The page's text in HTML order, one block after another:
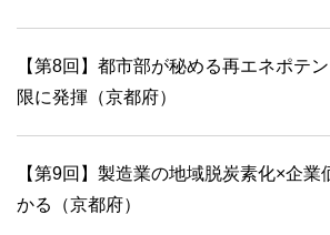
【第8回】都市部が秘める再エネポテ
限に発揮（京都府）
【第9回】製造業の地域脱炭素化×企業
かる（京都府）